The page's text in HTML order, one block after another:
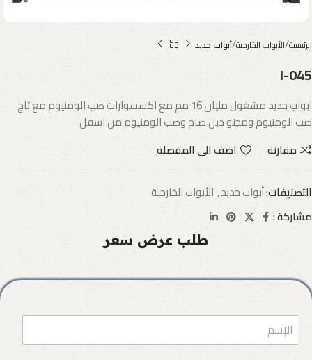
الرئيسية الأبواب الخارجية أبواب حديد
I-045
ابواب حديد مشغول مليان 16 مم مع اكسسوارات صب الومنيوم مع تاج
صب الومنيوم ومجنو دبل صاج وصب الومنيوم من اسفل
مقارنة
اضف الى المفضلة
التصنيفات:أبواب حديد, الأبواب الخارجية
مشاركة :
طلب عرض سعر